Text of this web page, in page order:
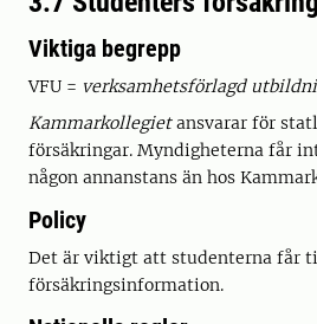
Viktiga begrepp
VFU = verksamhetsförlagd
Kammarkollegietansvarar för
försäkringar. Myndigheterna får
någon annanstans än hos
Policy
Det är viktigt att studenterna får
försäkringsinformation.